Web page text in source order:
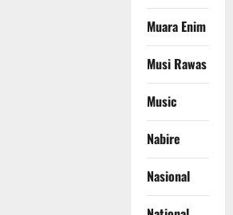
Muara Enim
Musi Rawas
Music
Nabire
Nasional